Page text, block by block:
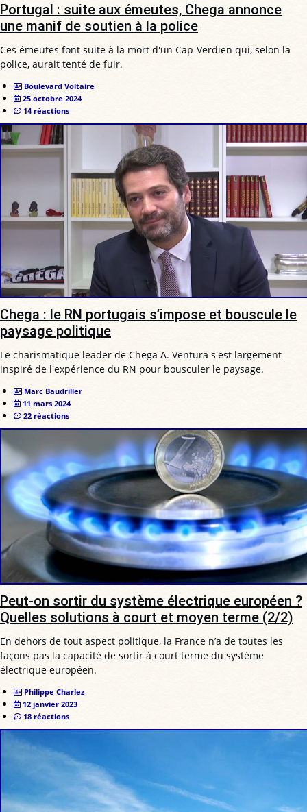
Portugal : suite aux émeutes, Chega annonce
une manif de soutien à la police
Ces émeutes font suite à la mort d'un Cap-Verdien qui, selon la
police, aurait tenté de fuir.
Boulevard Voltaire
25 octobre 2024
14 réactions
Chega : le RN portugais s’impose et bouscule le
paysage politique
Le charismatique leader de Chega A. Ventura s'est largement
inspiré de l'expérience du RN pour bousculer le paysage.
Marc Baudriller
11 mars 2024
22 réactions
Peut-on sortir du système électrique européen ?
Quelles solutions à court et moyen terme (2/2)
En dehors de tout aspect politique, la France n’a de toutes les
façons pas la capacité de sortir à court terme du système
électrique européen.
Philippe Charlez
12 janvier 2023
18 réactions